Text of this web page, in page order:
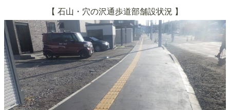
【 石山・穴の沢通歩道部舗設状況 】